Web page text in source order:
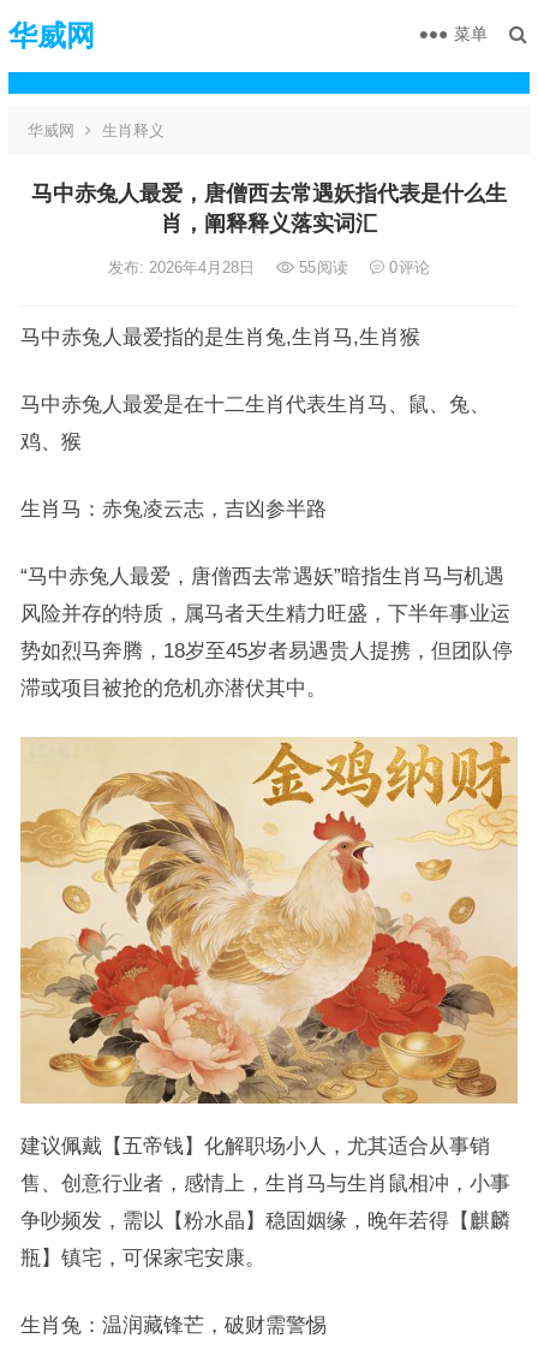
华威网 菜单
华威网 生肖释义
马中赤兔人最爱，唐僧西去常遇妖指代表是什么生
肖，阐释释义落实词汇
发布: 2026年4月28日 55阅读 0评论
马中赤兔人最爱指的是生肖兔,生肖马,生肖猴
马中赤兔人最爱是在十二生肖代表生肖马、鼠、兔、
鸡、猴
生肖马：赤兔凌云志，吉凶参半路
“马中赤兔人最爱，唐僧西去常遇妖”暗指生肖马与机遇
风险并存的特质，属马者天生精力旺盛，下半年事业运
势如烈马奔腾，18岁至45岁者易遇贵人提携，但团队停
滞或项目被抢的危机亦潜伏其中。
建议佩戴【五帝钱】化解职场小人，尤其适合从事销
售、创意行业者，感情上，生肖马与生肖鼠相冲，小事
争吵频发，需以【粉水晶】稳固姻缘，晚年若得【麒麟
瓶】镇宅，可保家宅安康。
生肖兔：温润藏锋芒，破财需警惕